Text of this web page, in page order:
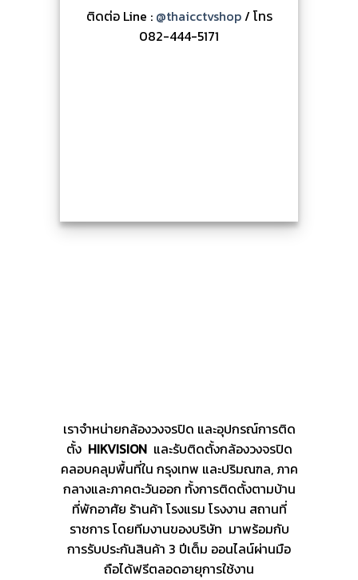
ติดต่อ Line : @thaicctvshop/ โทร
082-444-5171
เราจำหน่ายกล้องวงจรปิด และอุปกรณ์การติด
ตั้ง HIKVISIONและรับติดตั้งกล้องวงจรปิด
คลอบคลุมพื้นที่ใน กรุงเทพ และปริมณฑล, ภาค
กลางและภาคตะวันออก ทั้งการติดตั้งตามบ้าน
ที่พักอาศัย ร้านค้า โรงแรม โรงงาน สถานที่
ราชการ โดยทีมงานของบริษัท มาพร้อมกับ
การรับประกันสินค้า 3 ปีเต็ม ออนไลน์ผ่านมือ
ถือได้ฟรีตลอดอายุการใช้งาน